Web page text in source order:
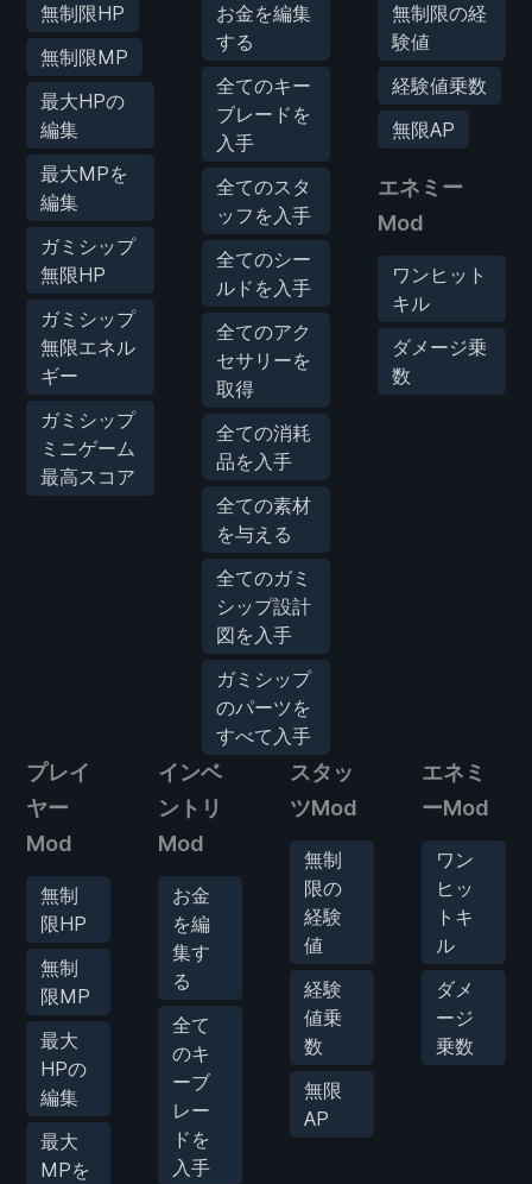
無制限HP
無制限MP
最大HPの
編集
最大MPを
編集
ガミシップ
無限HP
ガミシップ
無限エネル
ギー
ガミシップ
ミニゲーム
最高スコア
お金を編集
する
全てのキー
ブレードを
入手
全てのスタ
ッフを入手
全てのシー
ルドを入手
全てのアク
セサリーを
取得
全ての消耗
品を入手
全ての素材
を与える
全てのガミ
シップ設計
図を入手
ガミシップ
のパーツを
すべて入手
無制限の経
験値
経験値乗数
無限AP
エネミー
Mod
ワンヒット
キル
ダメージ乗
数
プレイ
ヤー
Mod
無制
限HP
無制
限MP
最大
HPの
編集
最大
MPを
インベ
ントリ
Mod
お金
を編
集す
る
全て
のキ
ーブ
レー
ドを
入手
スタッ
ツMod
無制
限の
経験
値
経験
値乗
数
無限
AP
エネミ
ーMod
ワン
ヒッ
トキ
ル
ダメ
ージ
乗数